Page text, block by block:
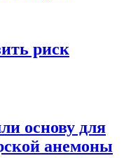
риск
основу для
анемоны